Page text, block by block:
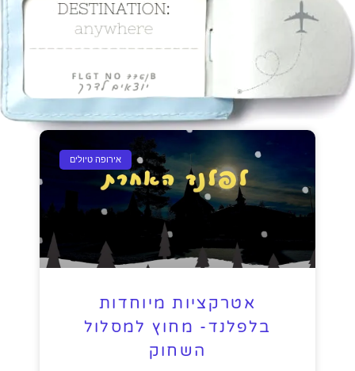
אירופה טיולים
אטרקציות מיוחדות
בלפלנד- מחוץ למסלול
השחוק